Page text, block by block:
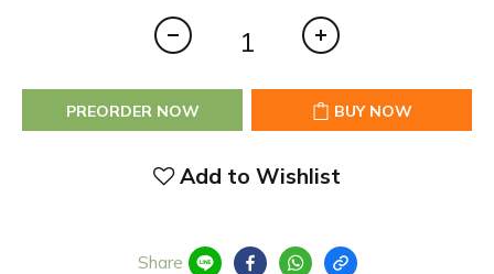
PREORDER NOW BUY NOW
Add to Wishlist
Share